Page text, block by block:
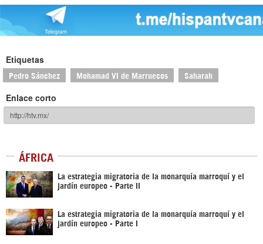
Etiquetas
Pedro Sánchez Mohamad VI de Marruecos Saharah
Enlace corto
ÁFRICA
La estrategia migratoria de la monarquía marroquí y el
jardín europeo - Parte II
La estrategia migratoria de la monarquía marroquí y el
jardín europeo - Parte I